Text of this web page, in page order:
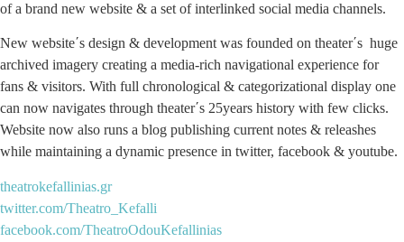
of a brand new website & a set of interlinked social media channels.
New website΄s design & development was founded on theater΄s huge
archived imagery creating a media-rich navigational experience for
fans & visitors. With full chronological & categorizational display one
can now navigates through theater΄s 25years history with few clicks.
Website now also runs a blog publishing current notes & releashes
while maintaining a dynamic presence in twitter, facebook & youtube.
theatrokefallinias.gr
twitter.com/Theatro_Kefalli
facebook.com/TheatroOdouKefallinias